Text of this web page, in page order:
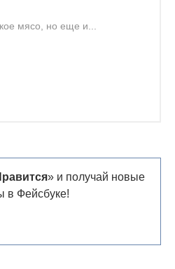
мясо, но еще и...
» и получай новые
в Фейсбуке!